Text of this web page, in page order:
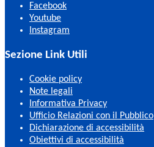
Facebook
Youtube
Instagram
Sezione Link Utili
Cookie policy
Note legali
Informativa Privacy
Ufficio Relazioni con il Pubblico
Dichiarazione di accessibilità
Obiettivi di accessibilità